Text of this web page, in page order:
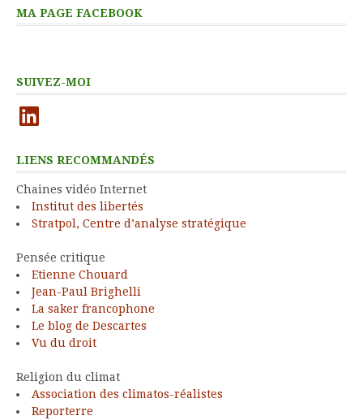
MA PAGE FACEBOOK
SUIVEZ-MOI
LinkedIn
LIENS RECOMMANDÉS
Chaines vidéo Internet
Institut des libertés
Stratpol, Centre d’analyse stratégique
Pensée critique
Etienne Chouard
Jean-Paul Brighelli
La saker francophone
Le blog de Descartes
Vu du droit
Religion du climat
Association des climatos-réalistes
Reporterre